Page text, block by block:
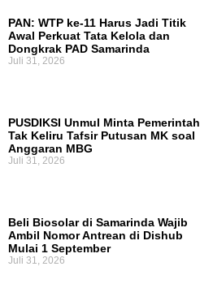
PAN: WTP ke-11 Harus Jadi Titik
Awal Perkuat Tata Kelola dan
Dongkrak PAD Samarinda
Juli 31, 2026
PUSDIKSI Unmul Minta Pemerintah
Tak Keliru Tafsir Putusan MK soal
Anggaran MBG
Juli 31, 2026
Beli Biosolar di Samarinda Wajib
Ambil Nomor Antrean di Dishub
Mulai 1 September
Juli 31, 2026